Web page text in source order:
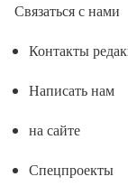
Связаться с нами
Контакты
Написать нам
на сайте
Спецпроекты